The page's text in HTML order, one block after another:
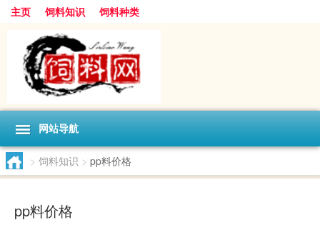
主页 饲料知识 饲料种类
网站导航
> 饲料知识 > pp料价格
pp料价格